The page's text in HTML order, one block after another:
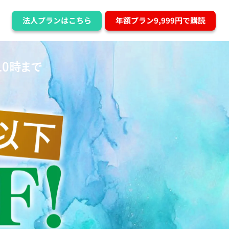
法人プランはこちら 年額プラン9,999円で購読